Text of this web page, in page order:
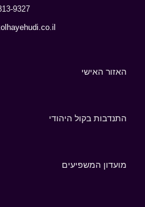
9327
האזור האישי
התנדבות בקול היהודי
מועדון המשפיעים